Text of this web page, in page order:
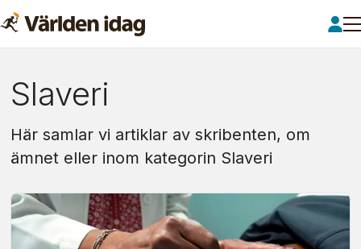
Om:
slaveri
Slaveri
Här samlar vi artiklar av skribenten, om
ämnet eller inom kategorin Slaveri